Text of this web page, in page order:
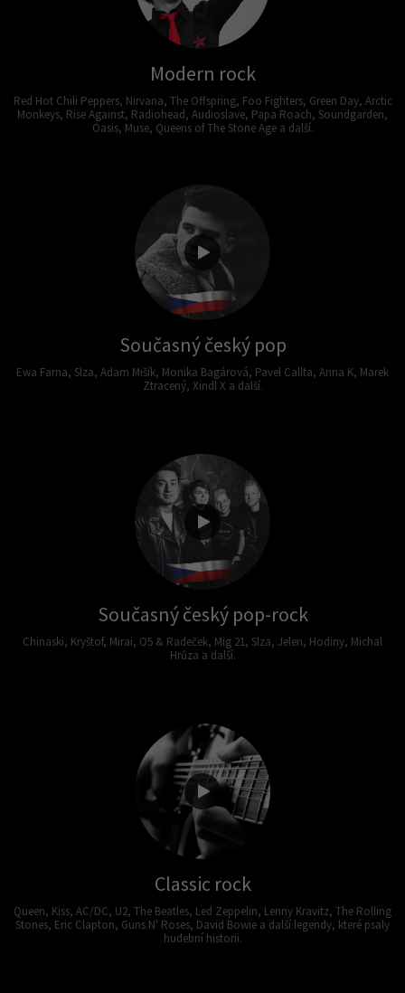
Modern rock
Red Hot Chili Peppers, Nirvana, The Offspring, Foo Fighters, Green Day, Arctic
Monkeys, Rise Against, Radiohead, Audioslave, Papa Roach, Soundgarden,
Oasis, Muse, Queens of The Stone Age a další.
Současný český pop
Ewa Farna, Slza, Adam Mišík, Monika Bagárová, Pavel Callta, Anna K, Marek
Ztracený, Xindl X a další.
Současný český pop-rock
Chinaski, Kryštof, Mirai, O5 & Radeček, Mig 21, Slza, Jelen, Hodiny, Michal
Hrůza a další.
Classic rock
Queen, Kiss, AC/DC, U2, The Beatles, Led Zeppelin, Lenny Kravitz, The Rolling
Stones, Eric Clapton, Guns N' Roses, David Bowie a další legendy, které psaly
hudební historii.